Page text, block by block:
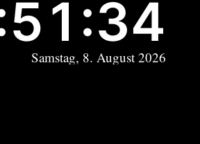
Samstag, 8. August 2026